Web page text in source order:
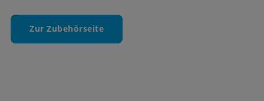
Zur Zubehörseite